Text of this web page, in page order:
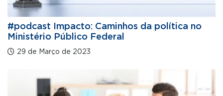
#podcast Impacto: Caminhos da política no
Ministério Público Federal
29 de Março de 2023